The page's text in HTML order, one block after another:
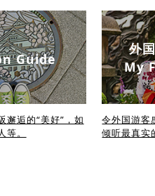
Guide
邂逅的“美好”，如
。
外
My
令外国游客
倾听最真实